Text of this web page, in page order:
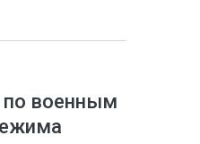
по военным